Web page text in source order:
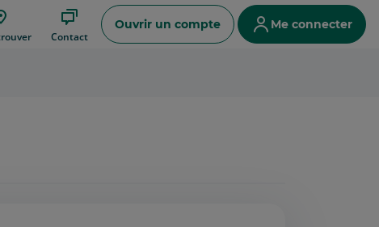
Contact
Ouvrir un compte Me connecter